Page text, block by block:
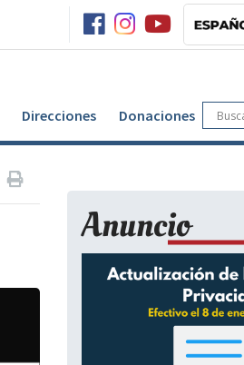
Direcciones Donaciones
Anuncio